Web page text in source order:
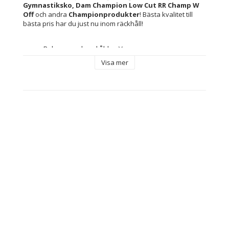
Gymnastiksko, Dam Champion Low Cut RR Champ W
Off och andra Championprodukter! Bästa kvalitet till
bästa pris har du just nu inom räckhåll!
Rekommenderad ålder: Vuxna
Visa mer